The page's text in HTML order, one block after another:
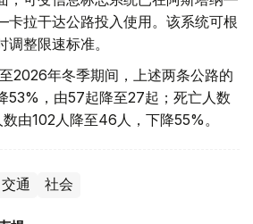
拉干达公路投入使用。该系统可根
整限速标准。
2026年冬季期间，上述两条公路的
53%，由57起降至27起；死亡人数
由102人降至46人，下降55%。
交通 社会